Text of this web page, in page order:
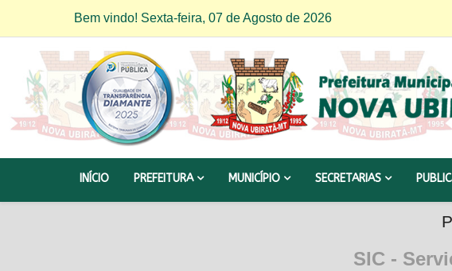
Bem vindo! Sexta-feira, 07 de Agosto de 2026
INÍCIO PREFEITURA MUNICÍPIO SECRETARIAS
SIC -